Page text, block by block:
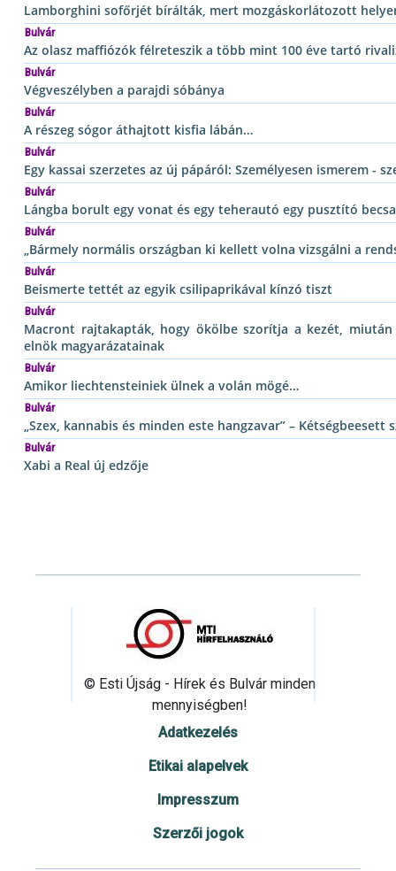
Lamborghini sofőrjét bírálták, mert mozgáskorlátozott
Bulvár
Az olasz maffiózók félreteszik a több mint 100 éve tartó
Bulvár
Végveszélyben a parajdi sóbánya
Bulvár
A részeg sógor áthajtott kisfia lábán…
Bulvár
Egy kassai szerzetes az új pápáról: Személyesen ismerem -
Bulvár
Lángba borult egy vonat és egy teherautó egy pusztító
Bulvár
„Bármely normális országban ki kellett volna vizsgálni a
Bulvár
Beismerte tettét az egyik csilipaprikával kínzó tiszt
Bulvár
Macront rajtakapták, hogy ökölbe szorítja a kezét,
elnök magyarázatainak
Bulvár
Amikor liechtensteiniek ülnek a volán mögé…
Bulvár
„Szex, kannabis és minden este hangzavar” – Kétségbeesett
Bulvár
Xabi a Real új edzője
© Esti Újság - Hírek és Bulvár minden
mennyiségben!
Adatkezelés
Etikai alapelvek
Impresszum
Szerzői jogok